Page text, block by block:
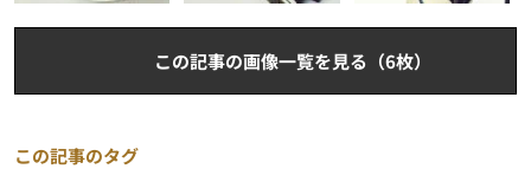
この記事の画像一覧を見る（6枚）
この記事のタグ